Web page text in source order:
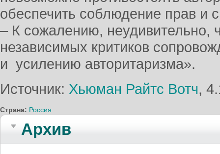
обеспечить соблюдение прав и
– К сожалению, неудивительно,
независимых критиков
и усилению авторитаризма».
Источник: Хьюман Райтс Вотч,
Страна: Россия
Архив